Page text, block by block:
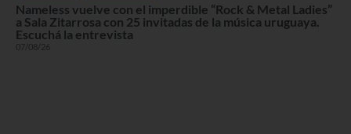
Nameless vuelve con el imperdible “Rock & Metal Ladies”
a Sala Zitarrosa con 25 invitadas de la música uruguaya.
Escuchá la entrevista
07/08/26